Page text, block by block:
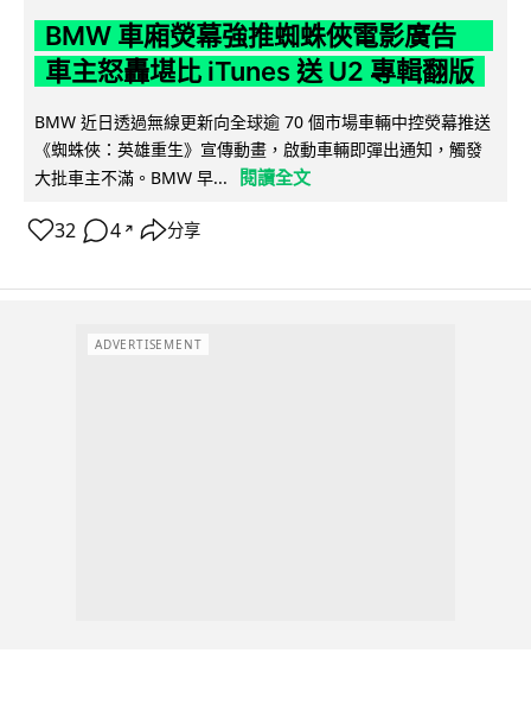
BMW 車廂熒幕強推蜘蛛俠電影廣告
車主怒轟堪比 iTunes 送 U2 專輯翻版
BMW 近日透過無線更新向全球逾 70 個市場車輛中控熒幕推送
《蜘蛛俠：英雄重生》宣傳動畫，啟動車輛即彈出通知，觸發
大批車主不滿。BMW 早...
閱讀全文
32 4 ↗ 分享
ADVERTISEMENT